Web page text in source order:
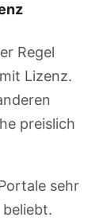
Regel
Lizenz.
preislich
sehr